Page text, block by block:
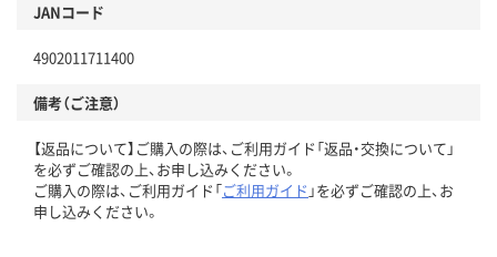
JANコード
4902011711400
備考（ご注意）
【返品について】ご購入の際は、ご利用ガイド「返品・交換について」
を必ずご確認の上、お申し込みください。
ご購入の際は、ご利用ガイド「ご利用ガイド 」を必ずご確認の上、お
申し込みください。